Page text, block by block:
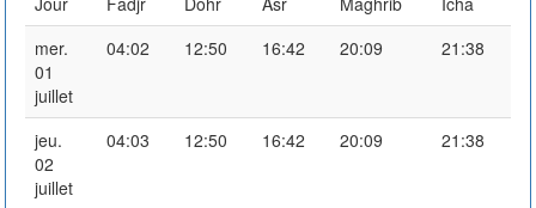
mer.
01
juillet
04:02 12:50 16:42 20:09 21:38
jeu.
02
juillet
04:03 12:50 16:42 20:09 21:38